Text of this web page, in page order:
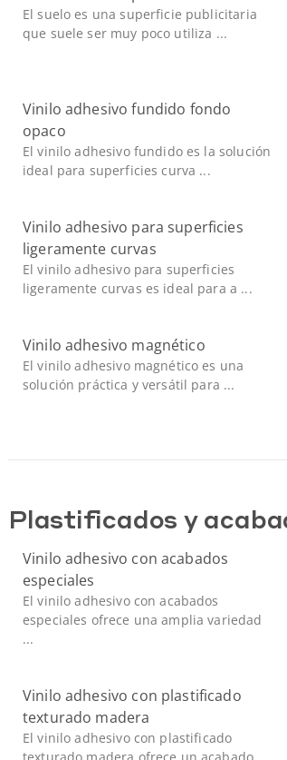
El suelo es una superficie publicitaria
que suele ser muy poco utiliza ...
Vinilo adhesivo fundido fondo
opaco
El vinilo adhesivo fundido es la solución
ideal para superficies curva ...
Vinilo adhesivo para superficies
ligeramente curvas
El vinilo adhesivo para superficies
ligeramente curvas es ideal para a ...
Vinilo adhesivo magnético
El vinilo adhesivo magnético es una
solución práctica y versátil para ...
Plastificados y
Vinilo adhesivo con acabados
especiales
El vinilo adhesivo con acabados
especiales ofrece una amplia variedad
...
Vinilo adhesivo con plastificado
texturado madera
El vinilo adhesivo con plastificado